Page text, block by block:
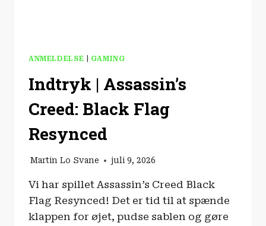
ANMELDELSE GAMING
Indtryk | Assassin’s
Creed: Black Flag
Resynced
Martin Lo Svane juli 9, 2026
Vi har spillet Assassin’s Creed Black
Flag Resynced! Det er tid til at spænde
klappen for øjet, pudse sablen og gøre